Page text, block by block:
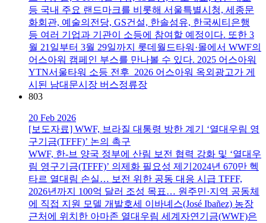
등 국내 주요 랜드마크를 비롯해 서울특별시청, 세종문
화회관, 예술의전당, GS건설, 한솔섬유, 한국씨티은행
등 여러 기업과 기관이 소등에 참여할 예정이다. 또한 3
월 21일부터 3월 29일까지 롯데월드타워·몰에서 WWF의
어스아워 캠페인 부스를 만나볼 수 있다. 2025 어스아워
YTN서울타워 소등 전후 2026 어스아워 옥외광고가 게
시된 남대문시장 버스정류장
803
20 Feb 2026
[보도자료] WWF, 브라질 대통령 방한 계기 ‘열대우림 영
구기금(TFFF)’ 논의 촉구
WWF, 한-브 양국 정부에 산림 보전 협력 강화 및 ‘열대우
림 영구기금(TFFF)’ 의제화 필요성 제기2024년 670만 헥
타르 열대림 손실… 보전 위한 공동 대응 시급 TFFF,
2026년까지 100억 달러 조성 목표… 원주민·지역 공동체
에 직접 지원 모델 개발호세 이바녜스(José Ibañez) 농장
근처에 위치한 아마존 열대우림 세계자연기금(WWF)은